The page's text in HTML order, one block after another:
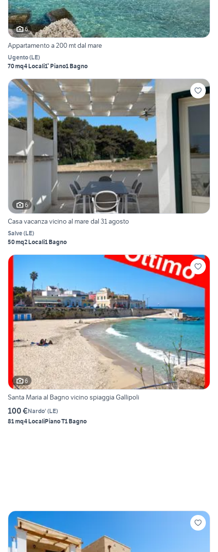
6
Appartamento a 200 mt dal mare
Ugento(LE)
70 mq4 Locali1° Piano1 Bagno
6
Casa vacanza vicino al mare dal 31 agosto
Salve(LE)
50 mq2 Locali1 Bagno
6
Santa Maria al Bagno vicino spiaggia Gallipoli
100 €Nardo' (LE)
81 mq4 LocaliPiano T1 Bagno